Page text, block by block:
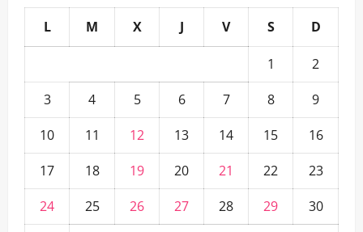
L M X J V S D
1
2
3
4 5 6 7 8
9
10
11 12 13 14 15
16
17
18 19 20 21 22
23
24
25 26 27 28 29 30